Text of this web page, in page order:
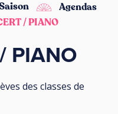
Agendas
/ PIANO
PIANO
des classes de